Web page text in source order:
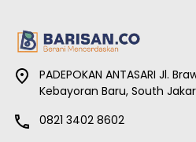
PADEPOKAN ANTASARI Jl.
Kebayoran Baru, South
0821 3402 8602